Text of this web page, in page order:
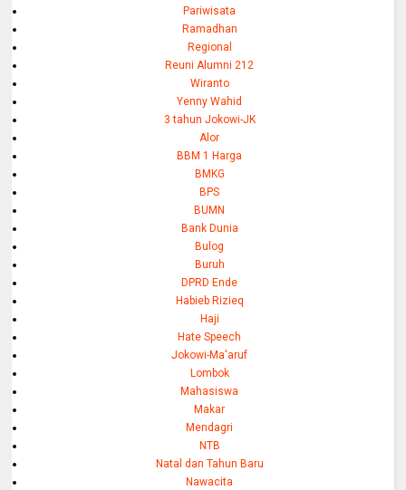
Pariwisata
Ramadhan
Regional
Reuni Alumni 212
Wiranto
Yenny Wahid
3 tahun Jokowi-JK
Alor
BBM 1 Harga
BMKG
BPS
BUMN
Bank Dunia
Bulog
Buruh
DPRD Ende
Habieb Rizieq
Haji
Hate Speech
Jokowi-Ma'aruf
Lombok
Mahasiswa
Makar
Mendagri
NTB
Natal dan Tahun Baru
Nawacita